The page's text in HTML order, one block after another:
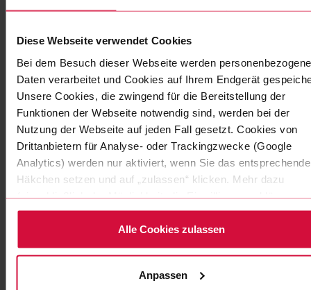
Diese Webseite verwendet Cookies
Bei dem Besuch dieser Webseite werden personenbezogene
Daten verarbeitet und Cookies auf Ihrem Endgerät
Unsere Cookies, die zwingend für die Bereitstellung der
Funktionen der Webseite notwendig sind, werden bei der
Nutzung der Webseite auf jeden Fall gesetzt. Cookies von
Drittanbietern für Analyse- oder Trackingzwecke (Google
Analytics) werden nur aktiviert, wenn Sie das entsprechende
Häkchen setzen und auf „zulassen“ klicken. Mehr dazu
(einschließlich der Möglichkeit, die Einwilligungserklärung zu
widerrufen) erfahren Sie in unserer Datenschutzerklärung.
Alle Cookies zulassen
Anpassen
KORROSIONSSCHUTZBAND
Coroplast 352 SE